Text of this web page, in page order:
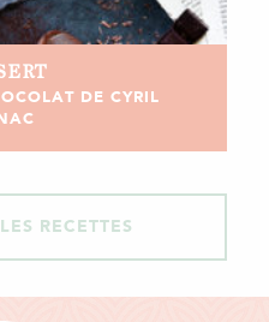
DE CYRIL
RECETTES